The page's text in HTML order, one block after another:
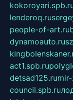
lenderoq.ru
people-of-art.ru
dynamoauto.ru
act1.spb.ru
detsad125.ru
council.spb.ru